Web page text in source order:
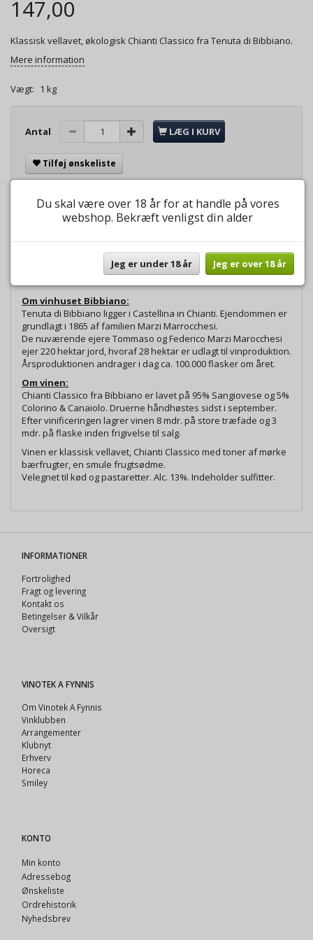
147,00
Klassisk vellavet, økologisk Chianti Classico fra Tenuta di Bibbiano.
Mere information
Vægt: 1 kg
Antal LÆG I KURV
Tilføj ønskeliste
Du er altid velkommen til at ringe på tlf. 24677161, hvis du har
spørgsmål til bestilling eller andet.
Andre købte også
Om vinhuset Bibbiano:
Tenuta di Bibbiano ligger i Castellina in Chianti. Ejendommen er
grundlagt i 1865 af familien Marzi Marrocchesi.
De nuværende ejere Tommaso og Federico Marzi Marocchesi
ejer 220 hektar jord, hvoraf 28 hektar er udlagt til vinproduktion.
Årsproduktionen andrager i dag ca. 100.000 flasker om året.
Om vinen:
Chianti Classico fra Bibbiano er lavet på 95% Sangiovese og 5%
Colorino & Canaiolo. Druerne håndhøstes sidst i september.
Efter vinificeringen lagrer vinen 8 mdr. på store træfade og 3
mdr. på flaske inden frigivelse til salg.
Vinen er klassisk vellavet, Chianti Classico med toner af mørke
bærfrugter, en smule frugtsødme.
Velegnet til kød og pastaretter. Alc. 13%. Indeholder sulfitter.
INFORMATIONER
Fortrolighed
Fragt og levering
Kontakt os
Betingelser & Vilkår
Oversigt
VINOTEK A FYNNIS
Om Vinotek A Fynnis
Vinklubben
Arrangementer
Klubnyt
Erhverv
Horeca
Smiley
KONTO
Min konto
Adressebog
Ønskeliste
Ordrehistorik
Nyhedsbrev
Du skal være over 18 år for at handle på vores
webshop. Bekræft venligst din alder
Jeg er under 18 år Jeg er over 18 år